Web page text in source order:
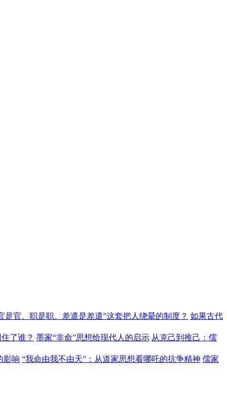
是官、职是职、差遣是差遣”这套把人绕晕的制度？ 如果古代
了谁？ 墨家“非命”思想给现代人的启示 从克己到推己：儒
影响 “我命由我不由天”：从道家思想看哪吒的抗争精神 儒家